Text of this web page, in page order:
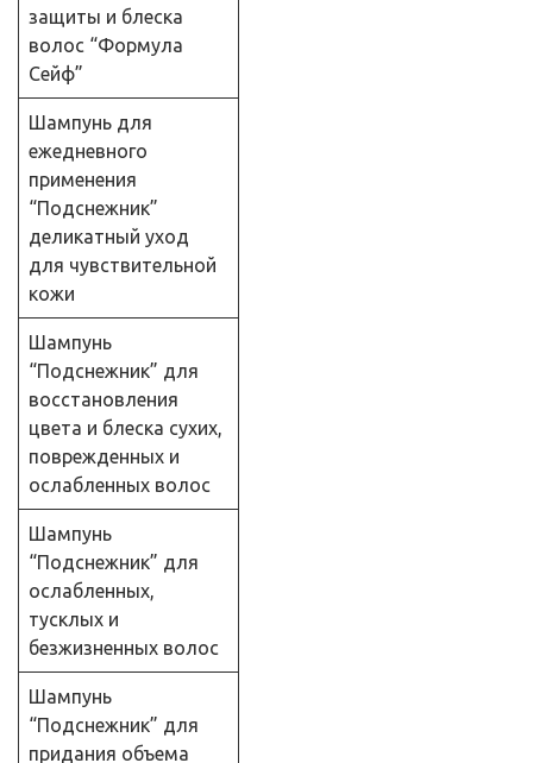
защиты и блеска
волос “Формула
Сейф”
Шампунь для
ежедневного
применения
“Подснежник”
деликатный уход
для чувствительной
кожи
Шампунь
“Подснежник” для
восстановления
цвета и блеска сухих,
поврежденных и
ослабленных волос
Шампунь
“Подснежник” для
ослабленных,
тусклых и
безжизненных волос
Шампунь
“Подснежник” для
придания объема